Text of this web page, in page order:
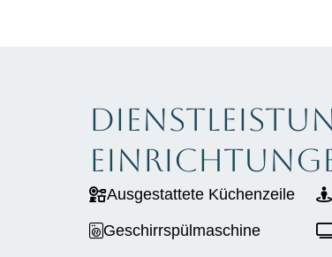
Ausgestattete Küchenzeile
Geschirrspülmaschine